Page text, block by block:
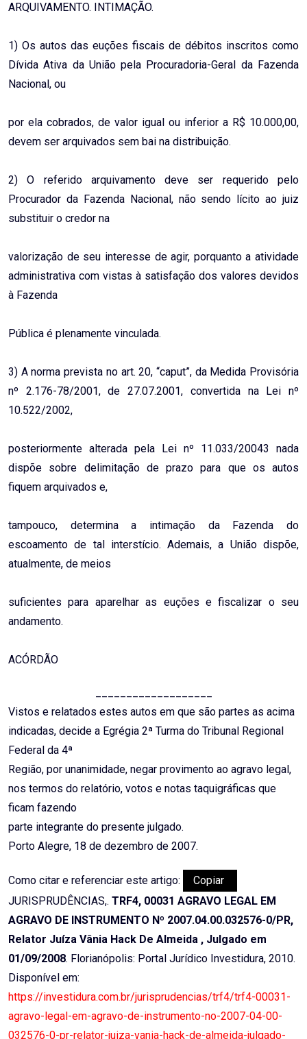
ARQUIVAMENTO. INTIMAÇÃO.
1) Os autos das euções fiscais de débitos inscritos como
Dívida Ativa da União pela Procuradoria-Geral da Fazenda
Nacional, ou
por ela cobrados, de valor igual ou inferior a R$ 10.000,00,
devem ser arquivados sem bai na distribuição.
2) O referido arquivamento deve ser requerido pelo
Procurador da Fazenda Nacional, não sendo lícito ao juiz
substituir o credor na
valorização de seu interesse de agir, porquanto a atividade
administrativa com vistas à satisfação dos valores devidos
à Fazenda
Pública é plenamente vinculada.
3) A norma prevista no art. 20, “caput”, da Medida Provisória
nº 2.176-78/2001, de 27.07.2001, convertida na Lei nº
10.522/2002,
posteriormente alterada pela Lei nº 11.033/20043 nada
dispõe sobre delimitação de prazo para que os autos
fiquem arquivados e,
tampouco, determina a intimação da Fazenda do
escoamento de tal interstício. Ademais, a União dispõe,
atualmente, de meios
suficientes para aparelhar as euções e fiscalizar o seu
andamento.
ACÓRDÃO
Vistos e relatados estes autos em que são partes as acima
indicadas, decide a Egrégia 2ª Turma do Tribunal Regional
Federal da 4ª
Região, por unanimidade, negar provimento ao agravo legal,
nos termos do relatório, votos e notas taquigráficas que
ficam fazendo
parte integrante do presente julgado.
Porto Alegre, 18 de dezembro de 2007.
Como citar e referenciar este artigo:
Copiar
JURISPRUDÊNCIAS,. TRF4, 00031 AGRAVO LEGAL EM
AGRAVO DE INSTRUMENTO Nº 2007.04.00.032576-0/PR,
Relator Juíza Vânia Hack De Almeida , Julgado em
01/09/2008. Florianópolis: Portal Jurídico Investidura, 2010.
Disponível em:
https://investidura.com.br/jurisprudencias/trf4/trf4-00031-
agravo-legal-em-agravo-de-instrumento-no-2007-04-00-
032576-0-pr-relator-juiza-vania-hack-de-almeida-julgado-